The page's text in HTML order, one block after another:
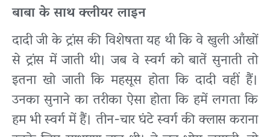
बाबा के साथ क्लीयर लाइन
दादी जी के ट्रांस की विशेषता यह थी कि वे खुली आँखों
से ट्रांस में जाती थी। जब वे स्वर्ग को बातें सुनाती तो
इतना खो जाती कि महसूस होता कि दादी वहीं हैं।
उनका सुनाने का तरीका ऐसा होता कि हमें लगता कि
हम भी स्वर्ग में हैं। तीन-चार घंटे स्वर्ग की क्लास कराना